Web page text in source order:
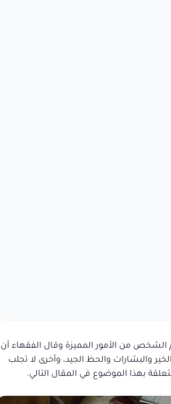
الشخص من الأمور المميزة وقال الفقهاء أن
والبشارات والحظ الجيد، وأخرى لا تجلب
بهذا الموضوع في المقال التالي.